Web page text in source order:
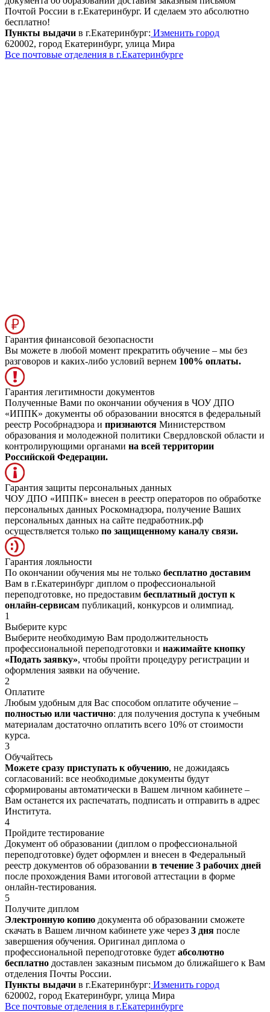
Почтой России в г.Екатеринбург. И сделаем это абсолютно
бесплатно!
Пункты выдачи в г.Екатеринбург: Изменить город
620002, город Екатеринбург, улица Мира
Все почтовые отделения в г.Екатеринбурге
Гарантия финансовой безопасности
Вы можете в любой момент прекратить обучение – мы без
разговоров и каких-либо условий вернем 100% оплаты.
Гарантия легитимности документов
Полученные Вами по окончании обучения в ЧОУ ДПО
«ИППК» документы об образовании вносятся в федеральный
реестр Рособрнадзора и признаются Министерством
образования и молодежной политики Свердловской области и
контролирующими органами на всей территории
Российской Федерации.
Гарантия защиты персональных данных
ЧОУ ДПО «ИППК» внесен в реестр операторов по обработке
персональных данных Роскомнадзора, получение Ваших
персональных данных на сайте педработник.рф
осуществляется только по защищенному каналу связи.
Гарантия лояльности
По окончании обучения мы не только бесплатно доставим
Вам в г.Екатеринбург диплом о профессиональной
переподготовке, но предоставим бесплатный доступ к
онлайн-сервисам публикаций, конкурсов и олимпиад.
1
Выберите курс
Выберите необходимую Вам продолжительность
профессиональной переподготовки и нажимайте кнопку
«Подать заявку», чтобы пройти процедуру регистрации и
оформления заявки на обучение.
2
Оплатите
Любым удобным для Вас способом оплатите обучение –
полностью или частично: для получения доступа к учебным
материалам достаточно оплатить всего 10% от стоимости
курса.
3
Обучайтесь
Можете сразу приступать к обучению, не дожидаясь
согласований: все необходимые документы будут
сформированы автоматически в Вашем личном кабинете –
Вам останется их распечатать, подписать и отправить в адрес
Института.
4
Пройдите тестирование
Документ об образовании (диплом о профессиональной
переподготовке) будет оформлен и внесен в Федеральный
реестр документов об образовании в течение 3 рабочих дней
после прохождения Вами итоговой аттестации в форме
онлайн-тестирования.
5
Получите диплом
Электронную копию документа об образовании сможете
скачать в Вашем личном кабинете уже через 3 дня после
завершения обучения. Оригинал диплома о
профессиональной переподготовке будет абсолютно
бесплатно доставлен заказным письмом до ближайшего к Вам
отделения Почты России.
Пункты выдачи в г.Екатеринбург: Изменить город
620002, город Екатеринбург, улица Мира
Все почтовые отделения в г.Екатеринбурге